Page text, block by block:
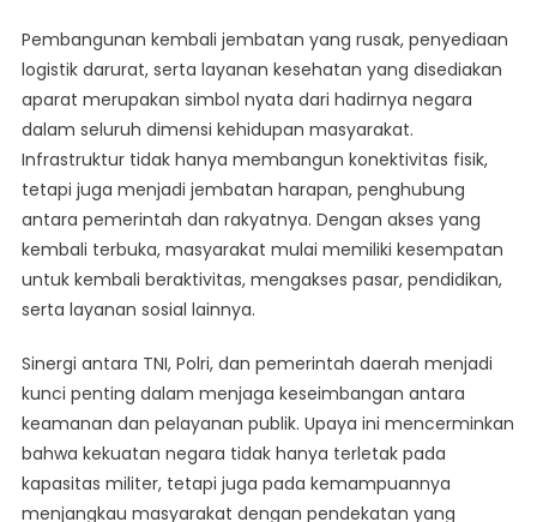
Pembangunan kembali jembatan yang rusak, penyediaan
logistik darurat, serta layanan kesehatan yang disediakan
aparat merupakan simbol nyata dari hadirnya negara
dalam seluruh dimensi kehidupan masyarakat.
Infrastruktur tidak hanya membangun konektivitas fisik,
tetapi juga menjadi jembatan harapan, penghubung
antara pemerintah dan rakyatnya. Dengan akses yang
kembali terbuka, masyarakat mulai memiliki kesempatan
untuk kembali beraktivitas, mengakses pasar, pendidikan,
serta layanan sosial lainnya.
Sinergi antara TNI, Polri, dan pemerintah daerah menjadi
kunci penting dalam menjaga keseimbangan antara
keamanan dan pelayanan publik. Upaya ini mencerminkan
bahwa kekuatan negara tidak hanya terletak pada
kapasitas militer, tetapi juga pada kemampuannya
menjangkau masyarakat dengan pendekatan yang